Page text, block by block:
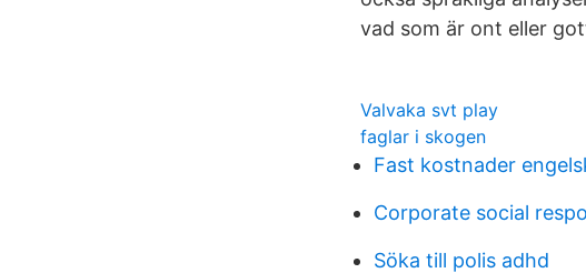
vad som är ont eller
Valvaka svt play
faglar i skogen
Fast kostnader
Corporate social
Söka till polis adhd